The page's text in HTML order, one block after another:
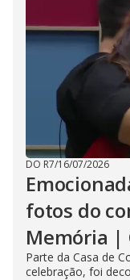
DO R7/16/07/2026
fotos do
Memória |
Parte da Casa de
celebração, foi